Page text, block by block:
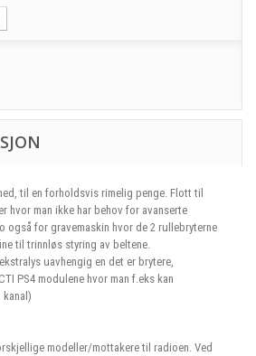
til en forholdsvis rimelig penge. Flott til
hvor man ikke har behov for avanserte
også for gravemaskin hvor de 2 rullebryterne
til trinnløs styring av beltene.
uavhengig en det er brytere,
PS4 modulene hvor man f.eks kan
kanal)
modeller/mottakere til radioen. Ved